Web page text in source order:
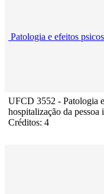
Patologia e efeitos
UFCD 3552 - Patologia
hospitalização da pessoa
Créditos: 4